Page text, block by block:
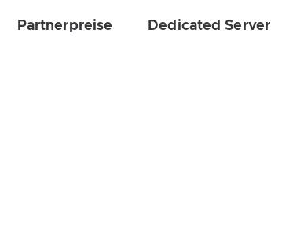
Partnerpreise Dedicated Server